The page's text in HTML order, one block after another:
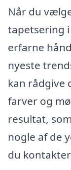
Når du
tapetsering
erfarne
nyeste
kan rådgive
farver og
resultat,
nogle af de
du